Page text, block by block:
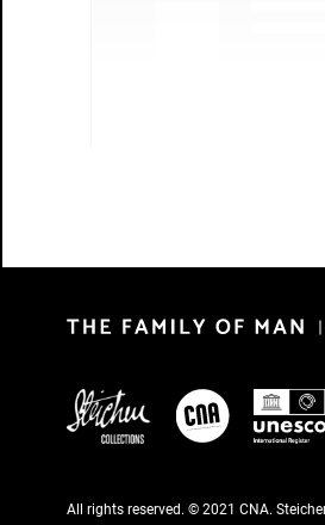
All rights reserved. © 2021 CNA.